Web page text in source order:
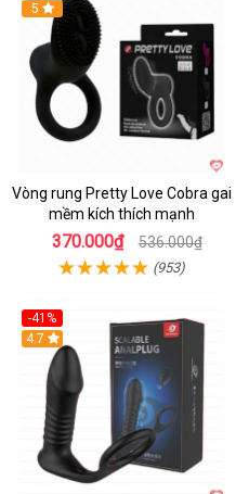
5
Vòng rung Pretty Love Cobra gai
mềm kích thích mạnh
370.000₫ 536.000₫
(953)
-41%
Hot
4.7